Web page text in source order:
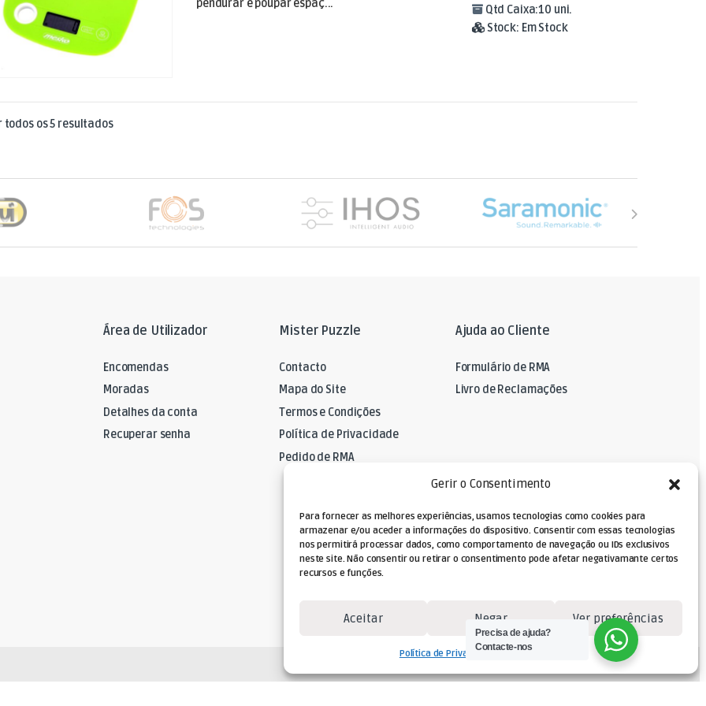
Gerir o Consentimento
Para fornecer as melhores experiências, usamos tecnologias como cookies para
armazenar e/ou aceder a informações do dispositivo. Consentir com essas tecnologias
nos permitirá processar dados, como comportamento de navegação ou IDs exclusivos
neste site. Não consentir ou retirar o consentimento pode afetar negativamante certos
recursos e funções.
Aceitar Negar Ver preferências
Política de PrivacidadeTermos e Condições
pendurar e poupar espaç...
Qtd Caixa:10 uni.
Stock: Em Stock
todos os 5 resultadosOrdenado por mais recentes
Área de Utilizador
Encomendas
Moradas
Detalhes da conta
Recuperar senha
Mister Puzzle
Contacto
Mapa do Site
Termos e Condições
Política de Privacidade
Pedido de RMA
Ajuda ao Cliente
Formulário de RMA
Livro de Reclamações
Precisa de ajuda?
Contacte-nos